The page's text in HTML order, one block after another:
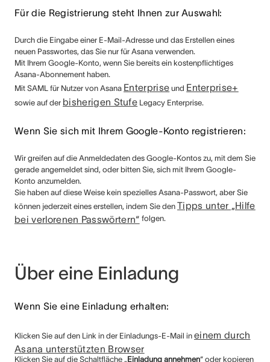
Für die Registrierung steht Ihnen zur Auswahl:
Durch die Eingabe einer E-Mail-Adresse und das Erstellen eines
neuen Passwortes, das Sie nur für Asana verwenden.
Mit Ihrem Google-Konto, wenn Sie bereits ein kostenpflichtiges
Asana-Abonnement haben.
Mit SAML für Nutzer von Asana Enterprise und Enterprise+
sowie auf der bisherigen Stufe Legacy Enterprise.
Wenn Sie sich mit Ihrem Google-Konto registrieren:
Wir greifen auf die Anmeldedaten des Google-Kontos zu, mit dem Sie
gerade angemeldet sind, oder bitten Sie, sich mit Ihrem Google-
Konto anzumelden.
Sie haben auf diese Weise kein spezielles Asana-Passwort, aber Sie
können jederzeit eines erstellen, indem Sie den Tipps unter „Hilfe
bei verlorenen Passwörtern“ folgen.
Über eine Einladung
Wenn Sie eine Einladung erhalten:
Klicken Sie auf den Link in der Einladungs-E-Mail in einem durch
Asana unterstützten Browser
Klicken Sie auf die Schaltfläche „Einladung annehmen“ oder kopieren